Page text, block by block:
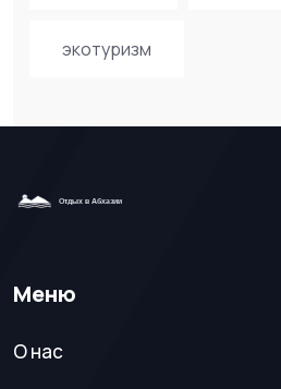
экотуризм
Меню
О нас